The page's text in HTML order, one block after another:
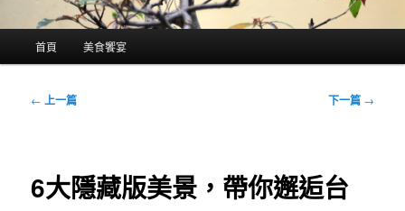
首頁 美食饗宴
文
← 上一篇 下一篇 →
6大隱藏版美景，帶你邂逅台